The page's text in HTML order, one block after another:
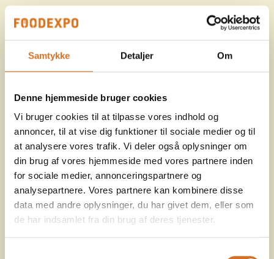
Samtykke Detaljer Om
Denne hjemmeside bruger cookies
Vi bruger cookies til at tilpasse vores indhold og
annoncer, til at vise dig funktioner til sociale medier og til
at analysere vores trafik. Vi deler også oplysninger om
din brug af vores hjemmeside med vores partnere inden
for sociale medier, annonceringspartnere og
analysepartnere. Vores partnere kan kombinere disse
data med andre oplysninger, du har givet dem, eller som
de har indsamlet fra din brug af deres tjenester.